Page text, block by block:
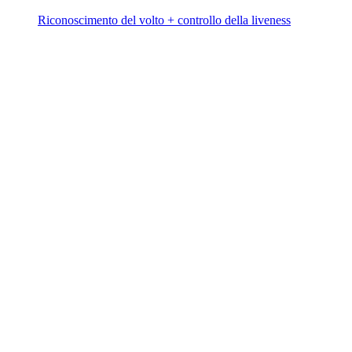
Riconoscimento del volto + controllo della liveness